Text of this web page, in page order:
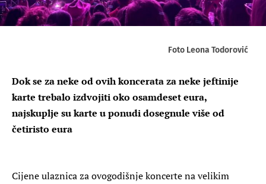
Foto Leona Todorović
Dok se za neke od ovih koncerata za neke jeftinije
karte trebalo izdvojiti oko osamdeset eura,
najskuplje su karte u ponudi dosegnule više od
četiristo eura
Cijene ulaznica za ovogodišnje koncerte na velikim